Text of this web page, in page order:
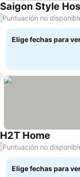
Saigon Style
/Puntuación no
Elige fechas para
H2T Home
/Puntuación no
Elige fechas para